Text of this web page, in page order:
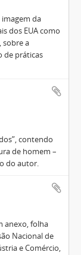
da
dos EUA como
sobre a
de práticas
contendo
de homem –
do autor.
anexo, folha
Nacional de
e Comércio,